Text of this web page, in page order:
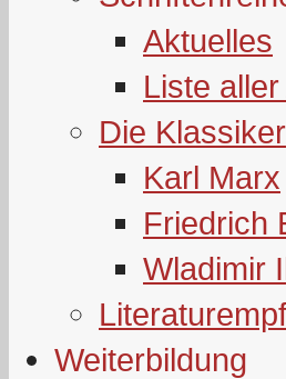
Aktuelles
Liste
Die Klassiker
Karl Marx
Friedrich
Wladimir
Weiterbildung